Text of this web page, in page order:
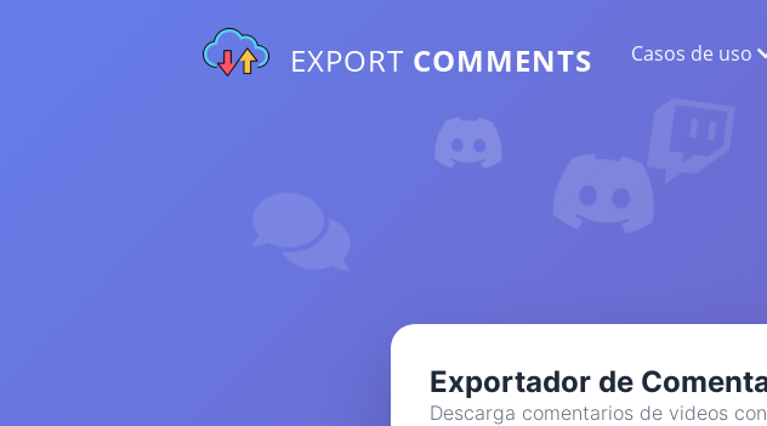
EXPORT COMMENTS Casos de uso
Exportador de
Descarga comentarios de videos